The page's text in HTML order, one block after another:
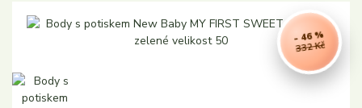
332 Kč
- 46 %